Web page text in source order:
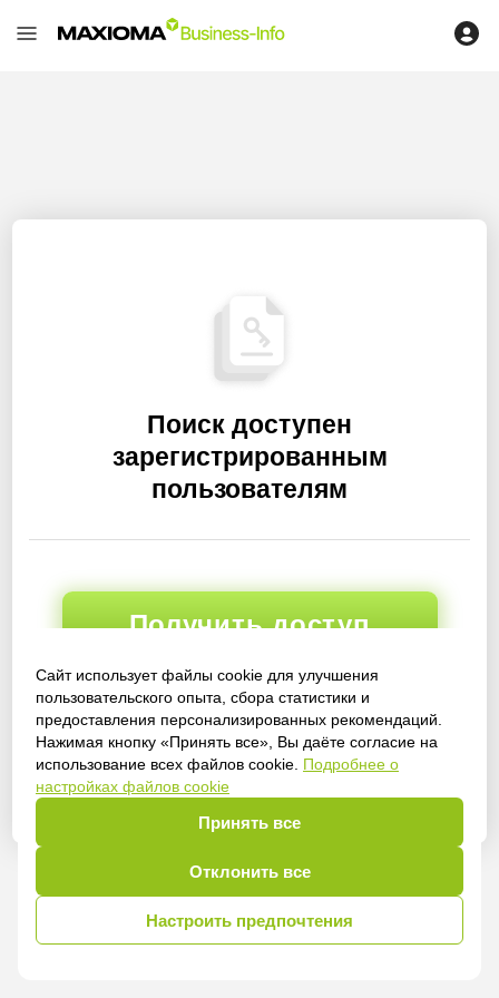
Сайт использует файлы cookie для улучшения
пользовательского опыта, сбора статистики и
предоставления персонализированных рекомендаций.
Нажимая кнопку «Принять все», Вы даёте согласие на
использование всех файлов cookie. Подробнее о
настройках файлов cookie
Принять все
Отклонить все
Настроить предпочтения
Поиск доступен
зарегистрированным
пользователям
Получить доступ
Войти